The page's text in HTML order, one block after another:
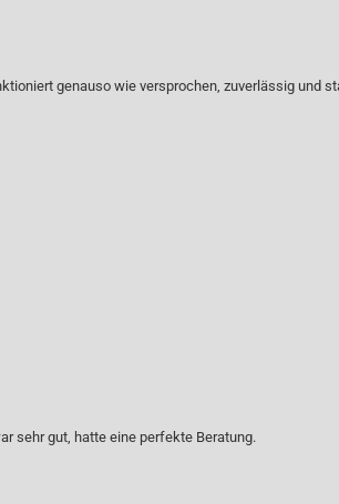
genauso wie versprochen, zuverlässig und
sehr gut, hatte eine perfekte Beratung.